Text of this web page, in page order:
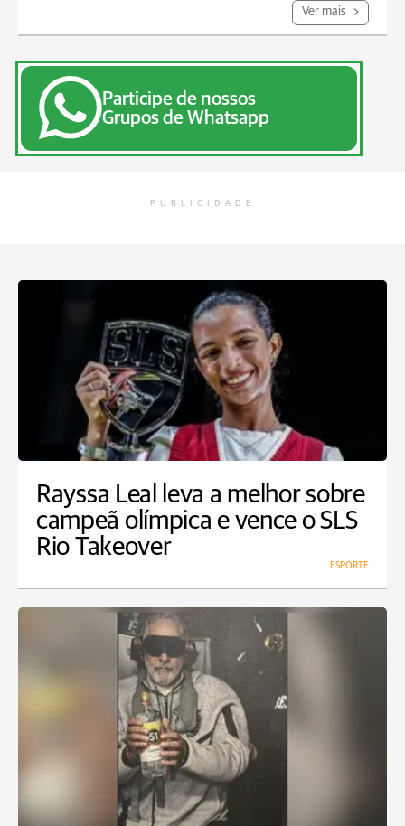
Ver mais
Participe de nossos
Grupos de Whatsapp
PUBLICIDADE
Rayssa Leal leva a melhor sobre
campeã olímpica e vence o SLS
Rio Takeover
ESPORTE